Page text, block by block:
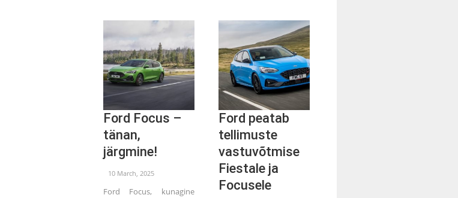
Ford Focus –
tänan,
järgmine!
10 March, 2025
Ford Focus, kunagine
Ford peatab
tellimuste
vastuvõtmise
Fiestale ja
Focusele